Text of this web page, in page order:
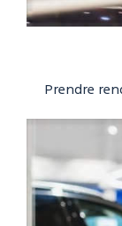
Prendre